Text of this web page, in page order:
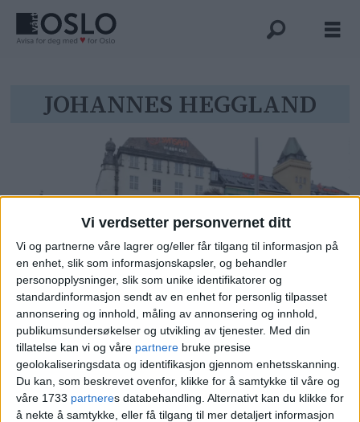
Vi verdsetter personvernet ditt
Vi og partnerne våre lagrer og/eller får tilgang til informasjon på
en enhet, slik som informasjonskapsler, og behandler
personopplysninger, slik som unike identifikatorer og
standardinformasjon sendt av en enhet for personlig tilpasset
annonsering og innhold, måling av annonsering og innhold,
publikumsundersøkelser og utvikling av tjenester. Med din
tillatelse kan vi og våre partnere bruke presise
geolokaliseringsdata og identifikasjon gjennom enhetsskanning.
Du kan, som beskrevet ovenfor, klikke for å samtykke til våre og
våre 1733 partneres databehandling. Alternativt kan du klikke for
å nekte å samtykke, eller få tilgang til mer detaljert informasjon
Tag:
johannes
heggland
JOHANNES HEGGLAND
Kirkens bymisjon legger ned
Louises gate 30. De tidligere
rusmisbrukerne mister både jobb
og bolig